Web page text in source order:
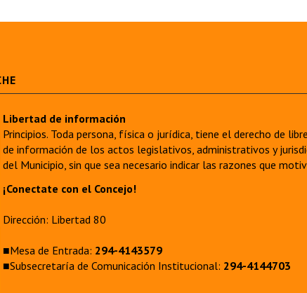
Libertad de información
Principios. Toda persona, física o jurídica, tiene el derecho de
de información de los actos legislativos, administrativos y
del Municipio, sin que sea necesario indicar las razones que
¡Conectate con el Concejo!
Dirección: Libertad 80
■Mesa de Entrada: 294-4143579
■Subsecretaría de Comunicación Institucional: 294-4144703